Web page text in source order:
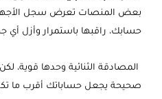
بعض المنصات تعرض سجل
حسابك، راقبها باستمرار وأزل أي
المصادقة الثنائية وحدها قوية،
صحيحة يجعل حساباتك أقرب ما